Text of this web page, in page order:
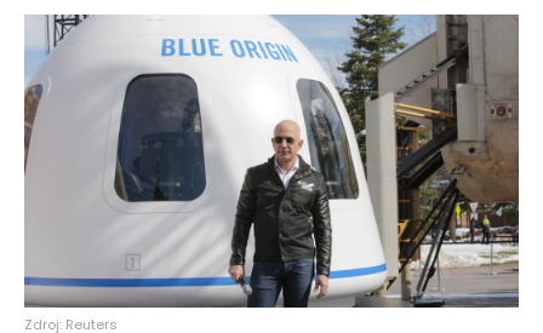
Zdroj: Reuters